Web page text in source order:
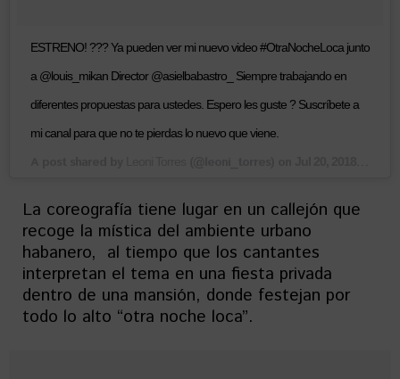
ESTRENO! ??? Ya pueden ver mi nuevo video #OtraNocheLoca junto
a @louis_mikan Director @asielbabastro_ Siempre trabajando en
diferentes propuestas para ustedes. Espero les guste ? Suscríbete a
mi canal para que no te pierdas lo nuevo que viene.
La coreografía tiene lugar en un callejón que
recoge la mística del ambiente urbano
habanero, al tiempo que los cantantes
interpretan el tema en una fiesta privada
dentro de una mansión, donde festejan por
todo lo alto “otra noche loca”.